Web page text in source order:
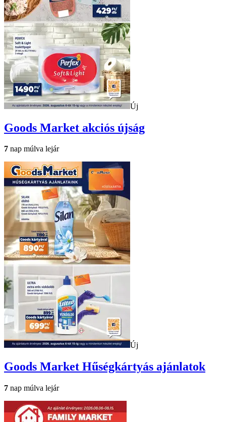
Új
Goods Market akciós újság
7 nap múlva lejár
Új
Goods Market Hűségkártyás ajánlatok
7 nap múlva lejár